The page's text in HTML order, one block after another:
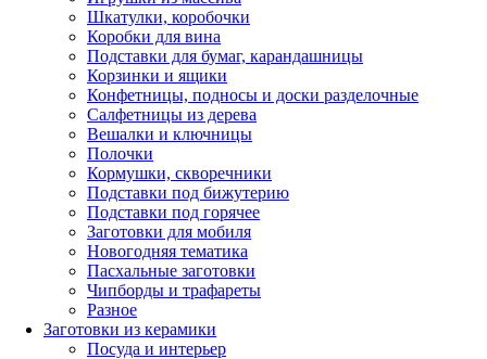
Шкатулки, коробочки
Коробки для вина
Подставки для бумаг, карандашницы
Корзинки и ящики
Конфетницы, подносы и доски разделочные
Салфетницы из дерева
Вешалки и ключницы
Полочки
Кормушки, скворечники
Подставки под бижутерию
Подставки под горячее
Заготовки для мобиля
Новогодняя тематика
Пасхальные заготовки
Чипборды и трафареты
Разное
Заготовки из керамики
Посуда и интерьер